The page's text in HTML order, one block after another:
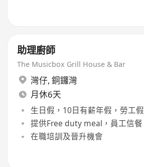
助理廚師
The Musicbox Grill House & Bar
灣仔, 銅鑼灣
月休6天
生日假，10日有薪年假，勞工假
提供Free duty meal，員工信餐
在職培訓及晉升機會